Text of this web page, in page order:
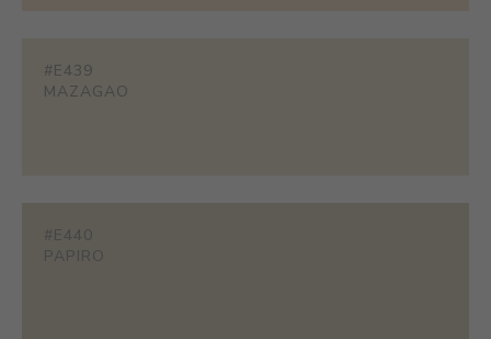
#E439
MAZAGAO
#E440
PAPIRO